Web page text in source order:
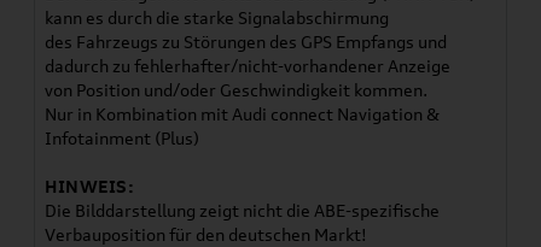
kann es durch die starke Signalabschirmung
des Fahrzeugs zu Störungen des GPS Empfangs und
dadurch zu fehlerhafter/nicht-vorhandener Anzeige
von Position und/oder Geschwindigkeit kommen.
Nur in Kombination mit Audi connect Navigation &
Infotainment (Plus)
HINWEIS:
Die Bilddarstellung zeigt nicht die ABE-spezifische
Verbauposition für den deutschen Markt!